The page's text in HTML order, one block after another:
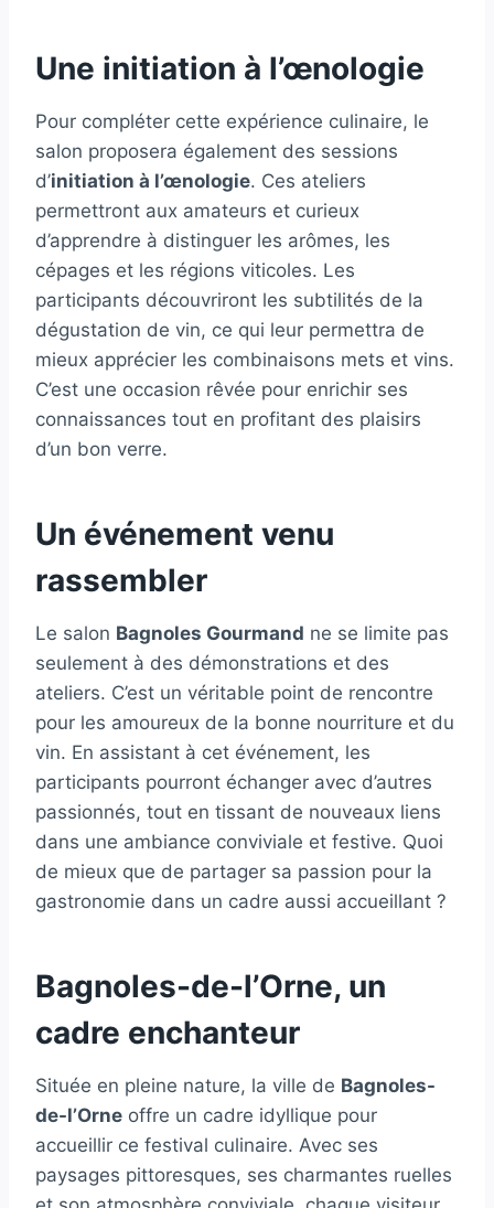
Une initiation à l’œnologie
Pour compléter cette expérience culinaire, le
salon proposera également des sessions
d’initiation à l’œnologie. Ces ateliers
permettront aux amateurs et curieux
d’apprendre à distinguer les arômes, les
cépages et les régions viticoles. Les
participants découvriront les subtilités de la
dégustation de vin, ce qui leur permettra de
mieux apprécier les combinaisons mets et vins.
C’est une occasion rêvée pour enrichir ses
connaissances tout en profitant des plaisirs
d’un bon verre.
Un événement venu
rassembler
Le salon Bagnoles Gourmand ne se limite pas
seulement à des démonstrations et des
ateliers. C’est un véritable point de rencontre
pour les amoureux de la bonne nourriture et du
vin. En assistant à cet événement, les
participants pourront échanger avec d’autres
passionnés, tout en tissant de nouveaux liens
dans une ambiance conviviale et festive. Quoi
de mieux que de partager sa passion pour la
gastronomie dans un cadre aussi accueillant ?
Bagnoles-de-l’Orne, un
cadre enchanteur
Située en pleine nature, la ville de Bagnoles-
de-l’Orne offre un cadre idyllique pour
accueillir ce festival culinaire. Avec ses
paysages pittoresques, ses charmantes ruelles